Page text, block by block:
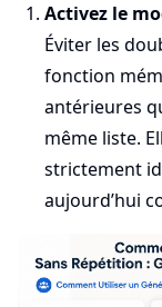
Activez le
Éviter les
fonction
antérieures
même liste.
strictement
aujourd’hui